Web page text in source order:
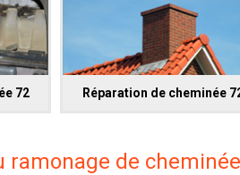
72 Réparation de cheminée
de